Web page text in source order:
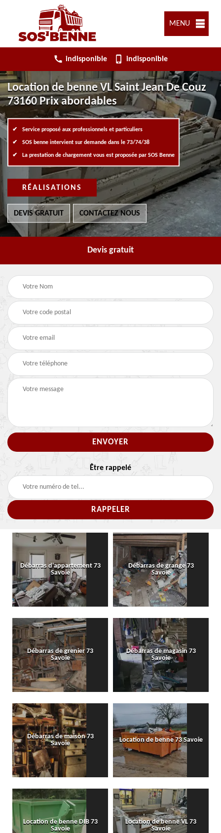
MENU
indisponible indisponible
Location de benne VL Saint Jean De Couz
73160 Prix abordables
Service proposé aux professionnels et particuliers
SOS benne intervient sur demande dans le 73/74/38
La prestation de chargement vous est proposée par SOS Benne
RÉALISATIONS
DEVIS GRATUIT CONTACTEZ NOUS
Devis gratuit
Être rappelé
Débarras d'appartement 73
Savoie
Débarras de grange 73
Savoie
Débarras de grenier 73
Savoie
Débarras de magasin 73
Savoie
Débarras de maison 73
Savoie
Location de benne 73 Savoie
Location de benne DIB 73
Savoie
Location de benne VL 73
Savoie